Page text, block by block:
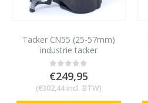
Tacker CN55 (25-57mm)
industrie tacker
0out of 5
€249,95
(€302,44incl. BTW)